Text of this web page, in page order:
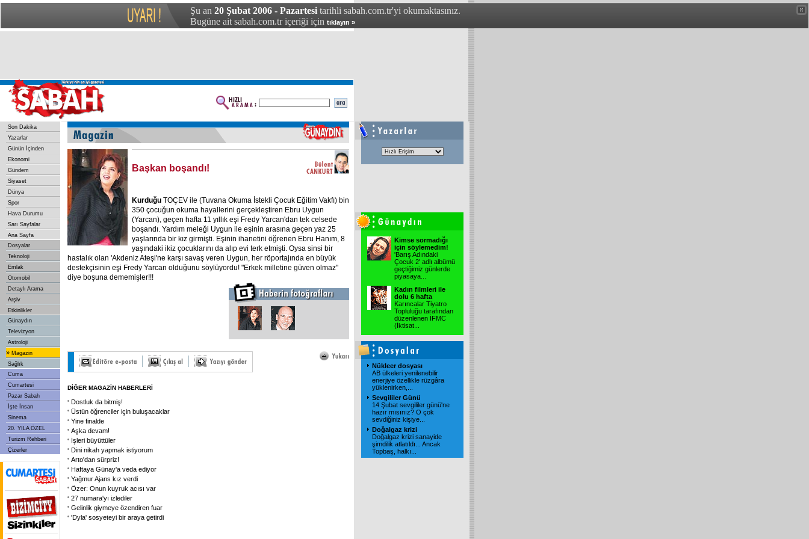
Şu an 20 Şubat 2006 - Pazartesi tarihli sabah.com.tr'yi okumaktasınız.
Bugüne ait sabah.com.tr içeriği için tıklayın »
Son Dakika
Yazarlar
Günün İçinden
Ekonomi
Gündem
Siyaset
Dünya
Spor
Hava Durumu
Sarı Sayfalar
Ana Sayfa
Dosyalar
Teknoloji
Emlak
Otomobil
Detaylı Arama
Arşiv
Etkinlikler
Günaydın
Televizyon
Astroloji
» Magazin
Sağlık
Cuma
Cumartesi
Pazar Sabah
İşte İnsan
Sinema
20. YILA ÖZEL
Turizm Rehberi
Çizerler
Başkan boşandı!
Kurduğu TOÇEV ile (Tuvana Okuma İstekli Çocuk Eğitim Vakfı) bin
350 çocuğun okuma hayallerini gerçekleştiren Ebru Uygun
(Yarcan), geçen hafta 11 yıllık eşi Fredy Yarcan'dan tek celsede
boşandı. Yardım meleği Uygun ile eşinin arasına geçen yaz 25
yaşlarında bir kız girmişti. Eşinin ihanetini öğrenen Ebru Hanım, 8
yaşındaki ikiz çocuklarını da alıp evi terk etmişti. Oysa sinsi bir
hastalık olan 'Akdeniz Ateşi'ne karşı savaş veren Uygun, her röportajında en büyük
destekçisinin eşi Fredy Yarcan olduğunu söylüyordu! "Erkek milletine güven olmaz"
diye boşuna dememişler!!!
DİĞER MAGAZİN HABERLERİ
Dostluk da bitmiş!
Üstün öğrenciler için buluşacaklar
Yine finalde
Aşka devam!
İşleri büyüttüler
Dini nikah yapmak istiyorum
Arto'dan sürpriz!
Haftaya Günay'a veda ediyor
Yağmur Ajans kız verdi
Özer: Onun kuyruk acısı var
27 numara'yı izlediler
Gelinlik giymeye özendiren fuar
'Dyla' sosyeteyi bir araya getirdi
Kimse sormadığı
için söylemedim!
'Barış Adındaki
Çocuk 2' adlı albümü
geçtiğimiz günlerde
piyasaya
Kadın filmleri ile
dolu 6 hafta
Karıncalar Tiyatro
Topluluğu tarafından
düzenlenen İFMC
(İktisat
Nükleer dosyası
AB ülkeleri yenilenebilir
enerjiye özellikle rüzgâra
yüklenirken,
Sevgililer Günü
14 Şubat sevgililer günü'ne
hazır mısınız? O çok
sevdiğiniz kişiye
Doğalgaz krizi
Doğalgaz krizi sanayide
şimdilik atlatıldı... Ancak
Topbaş, halkı